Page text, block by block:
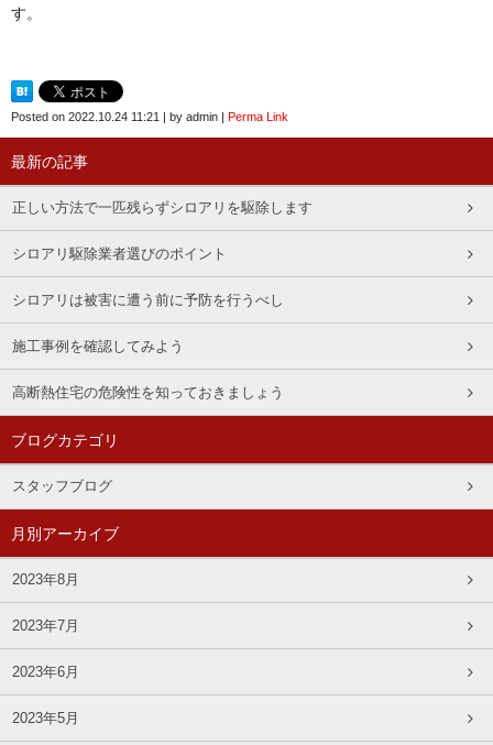
す。
Posted on 2022.10.24 11:21 by admin Perma Link
最新の記事
正しい方法で一匹残らずシロアリを駆除します
シロアリ駆除業者選びのポイント
シロアリは被害に遭う前に予防を行うべし
施工事例を確認してみよう
高断熱住宅の危険性を知っておきましょう
ブログカテゴリ
スタッフブログ
月別アーカイブ
2023年8月
2023年7月
2023年6月
2023年5月